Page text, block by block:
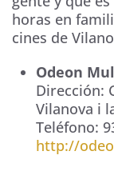
horas en
cines de
Odeon
Dirección:
Vilanova i
Teléfono:
http://